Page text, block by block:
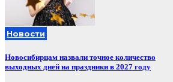
Новости
Новосибирцам назвали точное количество
выходных дней на праздники в 2027 году